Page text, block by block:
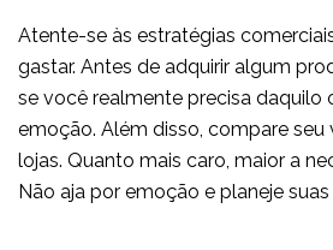
Atente-se às estratégias
gastar. Antes de adquirir algum
se você realmente precisa daquilo
emoção. Além disso, compare seu
lojas. Quanto mais caro, maior a
Não aja por emoção e planeje